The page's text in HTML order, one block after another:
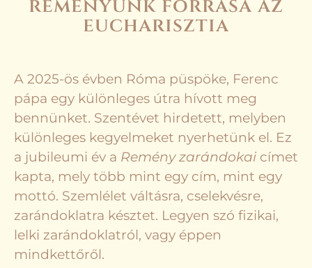
reményünk forrása az
eucharisztia
A 2025-ös évben Róma püspöke, Ferenc
pápa egy különleges útra hívott meg
bennünket. Szentévet hirdetett, melyben
különleges kegyelmeket nyerhetünk el. Ez
a jubileumi év a Remény zarándokai címet
kapta, mely több mint egy cím, mint egy
mottó. Szemlélet váltásra, cselekvésre,
zarándoklatra késztet. Legyen szó fizikai,
lelki zarándoklatról, vagy éppen
mindkettőről.